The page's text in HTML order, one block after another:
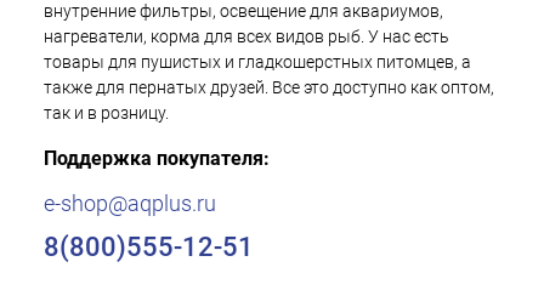
внутренние фильтры, освещение для аквариумов,
нагреватели, корма для всех видов рыб. У нас есть
товары для пушистых и гладкошерстных питомцев, а
также для пернатых друзей. Все это доступно как оптом,
так и в розницу.
Поддержка покупателя:
e-shop@aqplus.ru
8(800)555-12-51